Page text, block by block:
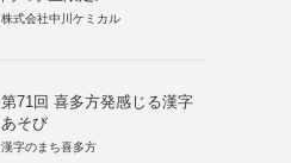
株式会社中川ケミカル
第71回 喜多方発感じる漢字
あそび
漢字のまち喜多方